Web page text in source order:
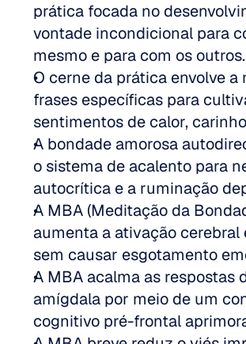
prática focada no
vontade incondicional para
mesmo e para com os outros.
O cerne da prática envolve a
frases específicas para
sentimentos de calor,
A bondade amorosa
o sistema de acalento para
autocrítica e a ruminação
A MBA (Meditação da
aumenta a ativação cerebral
sem causar esgotamento
A MBA acalma as respostas
amígdala por meio de um
cognitivo pré-frontal